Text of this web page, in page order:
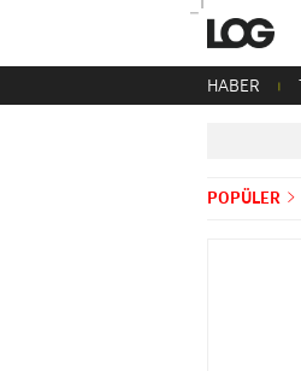
HABER
POPÜLER